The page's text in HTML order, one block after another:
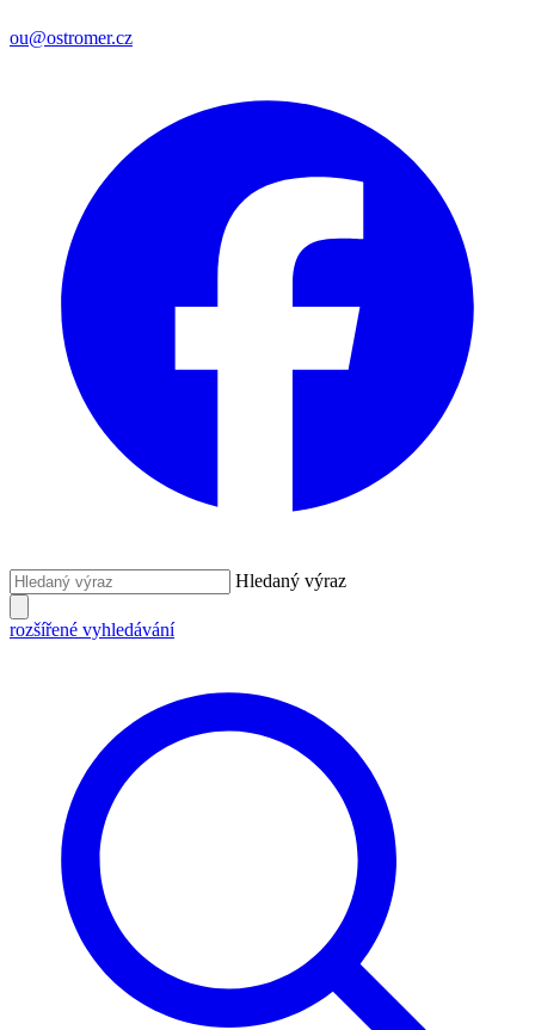
ou@ostromer.cz
Hledaný výraz
rozšířené vyhledávání